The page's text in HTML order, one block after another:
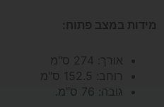
מידות במצב פתוח:
אורך: 274 ס"מ
רוחב: 152.5 ס"מ
גובה: 76 ס"מ.